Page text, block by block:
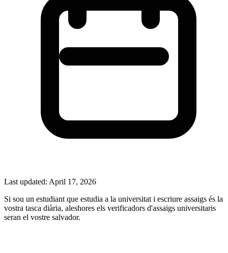
Last updated: April 17, 2026
Si sou un estudiant que estudia a la universitat i escriure assaigs és la
vostra tasca diària, aleshores els verificadors d'assaigs universitaris
seran el vostre salvador.